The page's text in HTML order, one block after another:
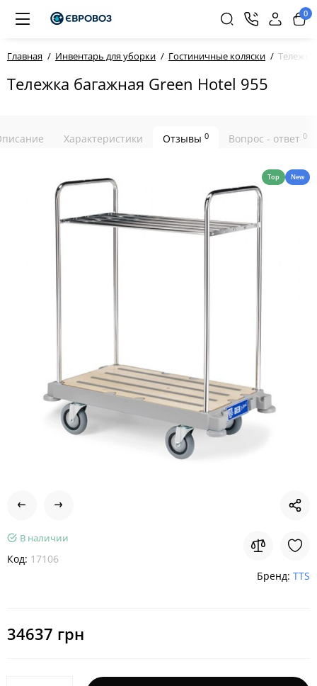
0
Главная Инвентарь для уборки Гостиничные коляски
Тележка багажная Green Hotel 955
Характеристики Отзывы 0 Вопрос - ответ 0
Top New
В наличии
Код: 17106
Бренд: TTS
34637 грн